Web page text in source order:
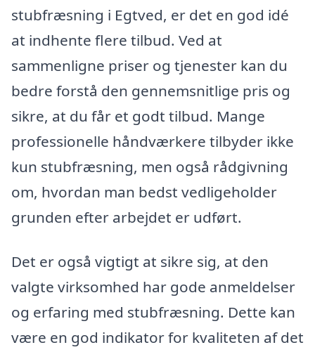
stubfræsning i Egtved, er det en god idé
at indhente flere tilbud. Ved at
sammenligne priser og tjenester kan du
bedre forstå den gennemsnitlige pris og
sikre, at du får et godt tilbud. Mange
professionelle håndværkere tilbyder ikke
kun stubfræsning, men også rådgivning
om, hvordan man bedst vedligeholder
grunden efter arbejdet er udført.
Det er også vigtigt at sikre sig, at den
valgte virksomhed har gode anmeldelser
og erfaring med stubfræsning. Dette kan
være en god indikator for kvaliteten af det